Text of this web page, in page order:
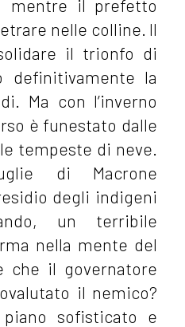
mentre il prefetto
nelle colline. Il
il trionfo di
definitivamente la
Ma con l’inverno
è funestato dalle
tempeste di neve.
di Macrone
degli indigeni
un terribile
nella mente del
che il governatore
il nemico?
sofisticato e